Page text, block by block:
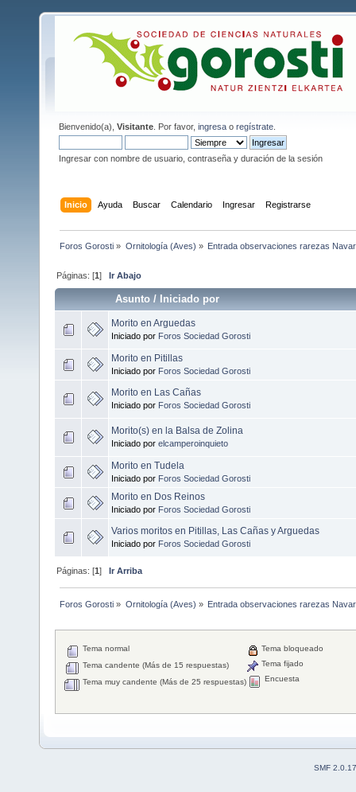
Bienvenido(a), Visitante . Por favor, ingresa o regístrate
Ingresar con nombre de usuario, contraseña y duración de la sesión
Inicio Ayuda Buscar Calendario Ingresar Registrarse
Foros Gorosti » Ornitología (Aves) » Entrada observaciones rarezas
Páginas: [1]Ir Abajo
Asunto /Iniciado por
Morito en Arguedas
Iniciado por Foros Sociedad Gorosti
Morito en Pitillas
Iniciado por Foros Sociedad Gorosti
Morito en Las Cañas
Iniciado por Foros Sociedad Gorosti
Morito(s) en la Balsa de Zolina
Iniciado por elcamperoinquieto
Morito en Tudela
Iniciado por Foros Sociedad Gorosti
Morito en Dos Reinos
Iniciado por Foros Sociedad Gorosti
Varios moritos en Pitillas, Las Cañas y Arguedas
Iniciado por Foros Sociedad Gorosti
Páginas: [1]Ir Arriba
Foros Gorosti » Ornitología (Aves) » Entrada observaciones rarezas
Tema normal
Tema candente (Más de 15 respuestas)
Tema muy candente (Más de 25 respuestas)
Tema bloqueado
Tema fijado
Encuesta
SMF 2.0.17